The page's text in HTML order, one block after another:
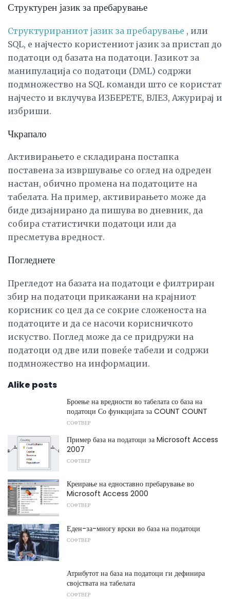
Структурен јазик за пребарување
Структурираниот јазик за пребарување , или
SQL, е најчесто користениот јазик за пристап до
податоци од базата на податоци. Јазикот за
манипулација со податоци (DML) содржи
подмножество на SQL команди што се користат
најчесто и вклучува ИЗБЕРЕТЕ, ВЛЕЗ, Ажурирај и
избриши.
Чкрапало
Активирањето е складирана постапка
поставена за извршување со оглед на одреден
настан, обично промена на податоците на
табелата. На пример, активирањето може да
биде дизајнирано да пишува во дневник, да
собира статистички податоци или да
пресметува вредност.
Погледнете
Прегледот на базата на податоци е филтриран
збир на податоци прикажани на крајниот
корисник со цел да се сокрие сложеноста на
податоците и да се насочи корисничкото
искуство. Поглед може да се придружи на
податоци од две или повеќе табели и содржи
подмножество на информации.
Alike posts
Броење на вредности во табелата со база на
податоци Со функцијата за COUNT COUNT
СОФТВЕР
Пример база на податоци за Microsoft Access
2007
СОФТВЕР
Креирање на едноставно пребарување во
Microsoft Access 2000
СОФТВЕР
Еден-за-многу врски во база на податоци
СОФТВЕР
Атрибутот на база на податоци ги дефинира
својствата на табелата
СОФТВЕР